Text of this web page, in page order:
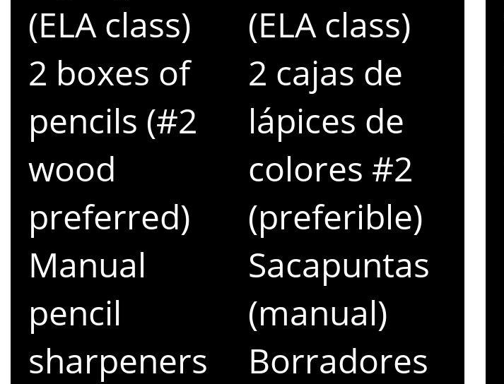
(ELA class)
2 boxes of
pencils (#2
wood
preferred)
Manual
pencil
sharpeners
(ELA class)
2 cajas de
lápices de
colores #2
(preferible)
Sacapuntas
(manual)
Borradores